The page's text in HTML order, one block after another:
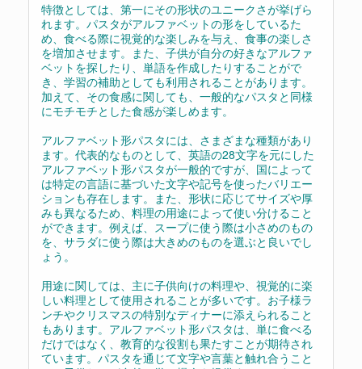
特徴としては、第一にその形状のユニークさが挙げら
れます。パスタがアルファベットの形をしているた
め、食べる際に視覚的な楽しみを与え、食事の楽しさ
を増加させます。また、子供が自分の好きなアルファ
ベットを探したり、単語を作成したりすることがで
き、学習の補助としても利用されることがあります。
加えて、その食感に関しても、一般的なパスタと同様
にモチモチとした食感が楽しめます。
アルファベット形パスタには、さまざまな種類があり
ます。代表的なものとして、英語の28文字を元にした
アルファベット形パスタが一般的ですが、国によって
は特定の言語に基づいた文字や記号を使ったバリエー
ションも存在します。また、形状に応じてサイズや厚
みも異なるため、料理の用途によって使い分けること
ができます。例えば、スープに使う際は小さめのもの
を、サラダに使う際は大きめのものを選ぶと良いでし
ょう。
用途に関しては、主に子供向けの料理や、視覚的に楽
しい料理として使用されることが多いです。お子様ラ
ンチやクリスマスの特別なディナーに添えられること
もあります。アルファベット形パスタは、単に食べる
だけではなく、教育的な役割も果たすことが期待され
ています。パスタを通じて文字や言葉と触れ合うこと